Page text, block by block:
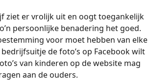
ziet er vrolijk uit en oogt toegankelijk
persoonlijke benadering het goed.
voor moet hebben van elke
de foto’s op Facebook wilt
van kinderen op de website mag
aan de ouders.